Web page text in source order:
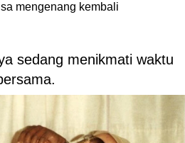
mengenang kembali
sedang menikmati waktu